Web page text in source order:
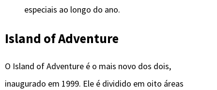
especiais ao longo do ano.
Island of Adventure
O Island of Adventure é o mais novo dos dois,
inaugurado em 1999. Ele é dividido em oito áreas